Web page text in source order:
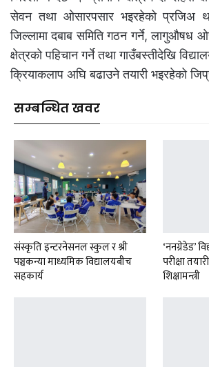
सेवन तथा ओसारपसार भइरहेको प्रजिअ
जिल्लामा दबाब समिति गठन गर्ने, लागुऔषध
क्षेत्रको पहिचान गर्ने तथा गाउँबस्तीदेखि
क्रियाकलाप अघि बढाउने तयारी भइरहेको
सम्बन्धित खवर
संस्कृति इन्टरनेसनल स्कुल र श्री
पञ्चकन्या माध्यमिक विद्यालयबीच
सहकार्य
‘ननग्रेडेड’
परीक्षा
शिक्षामन्त्री